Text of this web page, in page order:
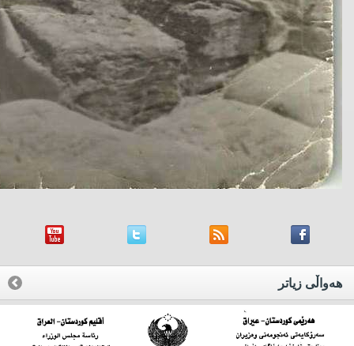
هه‌واڵی زیاتر